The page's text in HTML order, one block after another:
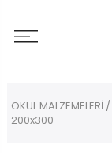
OKUL MALZEMELERİ /
200x300